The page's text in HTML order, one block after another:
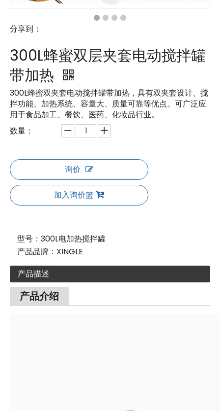
分享到：
300L蜂蜜双层夹套电动搅拌罐
带加热
300L蜂蜜双夹套电动搅拌罐带加热，具有双夹套设计、搅
拌功能、加热系统、容量大、质量可靠等优点。可广泛应
用于食品加工、餐饮、医药、化妆品行业。
数量：
询价
加入询价篮
型号： 300L电加热搅拌罐
产品品牌： XINGLE
产品描述
产品介绍